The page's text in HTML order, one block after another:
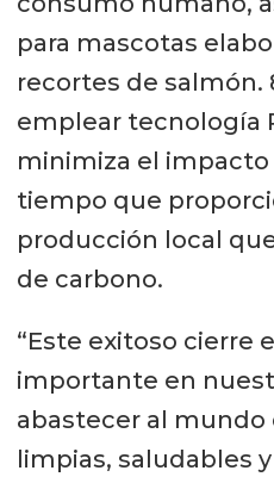
para mascotas
recortes de salmón.
emplear tecnología
minimiza el
tiempo que
producción local
de carbono.
“Este exitoso cierre
importante en
abastecer al
limpias, saludables